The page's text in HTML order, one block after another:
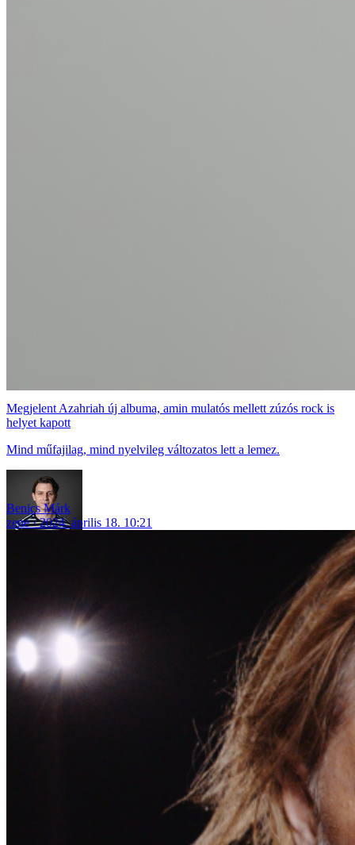
Megjelent Azahriah új albuma, amin mulatós mellett zúzós rock is
helyet kapott
Mind műfajilag, mind nyelvileg változatos lett a lemez.
Benics Márk
zene
2024. április 18. 10:21